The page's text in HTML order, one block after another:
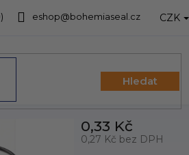
eshop@bohemiaseal.cz CZK
Hledat
0,33 Kč
0,27 Kč bez DPH